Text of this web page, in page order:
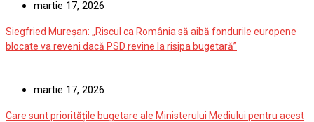
martie 17, 2026
Siegfried Mureșan: „Riscul ca România să aibă fondurile europene
blocate va reveni dacă PSD revine la risipa bugetară”
martie 17, 2026
Care sunt prioritățile bugetare ale Ministerului Mediului pentru acest